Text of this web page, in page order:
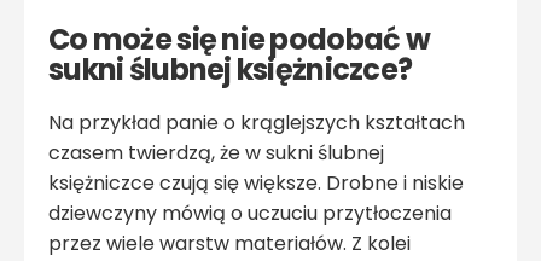
Co może się nie podobać w
sukni ślubnej księżniczce?
Na przykład panie o krąglejszych kształtach
czasem twierdzą, że w sukni ślubnej
księżniczce czują się większe. Drobne i niskie
dziewczyny mówią o uczuciu przytłoczenia
przez wiele warstw materiałów. Z kolei